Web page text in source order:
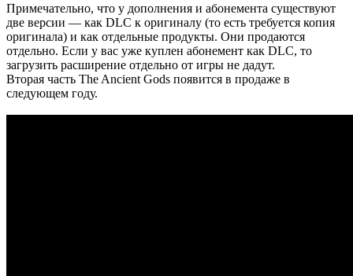
Примечательно, что у дополнения и абонемента существуют
две версии — как DLC к оригиналу (то есть требуется копия
оригинала) и как отдельные продукты. Они продаются
отдельно. Если у вас уже куплен абонемент как DLC, то
загрузить расширение отдельно от игры не дадут.
Вторая часть The Ancient Gods появится в продаже в
следующем году.